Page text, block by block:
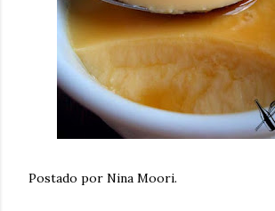
Postado por Nina Moori.